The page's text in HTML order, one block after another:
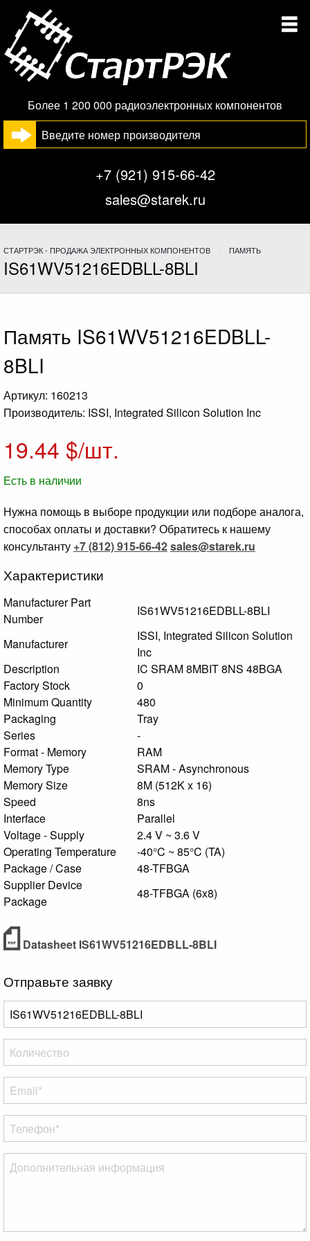
Более 1 200 000 радиоэлектронных компонентов
+7 (921) 915-66-42
sales@starek.ru
СТАРТРЭК - ПРОДАЖА ЭЛЕКТРОННЫХ КОМПОНЕНТОВ ПАМЯТЬ
IS61WV51216EDBLL-8BLI
Память IS61WV51216EDBLL-
8BLI
Артикул: 160213
Производитель: ISSI, Integrated Silicon Solution Inc
19.44 $/шт.
Есть в наличии
Нужна помощь в выборе продукции или подборе аналога,
способах оплаты и доставки? Обратитесь к нашему
консультанту +7 (812) 915-66-42sales@starek.ru
Характеристики
Manufacturer Part
Number
IS61WV51216EDBLL-8BLI
Manufacturer
ISSI, Integrated Silicon Solution
Inc
Description
IC SRAM 8MBIT 8NS 48BGA
Factory Stock
0
Minimum Quantity
480
Packaging
Tray
Series
-
Format - Memory
RAM
Memory Type
SRAM - Asynchronous
Memory Size
8M (512K x 16)
Speed
8ns
Interface
Parallel
Voltage - Supply
2.4 V ~ 3.6 V
Operating Temperature
-40°C ~ 85°C (TA)
Package / Case
48-TFBGA
Supplier Device
Package
48-TFBGA (6x8)
Datasheet IS61WV51216EDBLL-8BLI
Отправьте заявку